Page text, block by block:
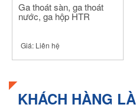
Ga thoát sàn, ga thoát
nước, ga hộp HTR
Giá: Liên hệ
KHÁCH HÀNG